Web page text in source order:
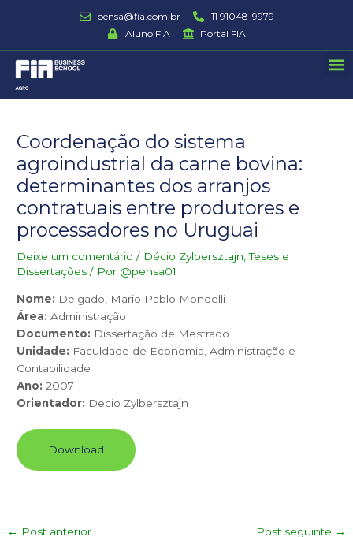
conteúdo
pensa@fia.com.br
11 91048-9979
Aluno FIA
Portal FIA
Coordenação do sistema
agroindustrial da carne bovina:
determinantes dos arranjos
contratuais entre produtores e
processadores no Uruguai
Deixe um comentário / Décio Zylbersztajn ,Teses e
Dissertações / Por @pensa01
Nome: Delgado, Mario Pablo Mondelli
Área:Administração
Documento: Dissertação de Mestrado
Unidade: Faculdade de Economia, Administração e
Contabilidade
Ano: 2007
Orientador: Decio Zylbersztajn
Download
← Post anterior Post seguinte →